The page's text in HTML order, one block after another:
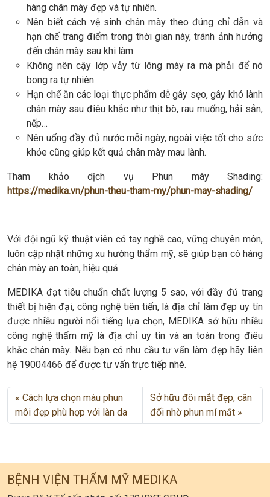
hàng chân mày đẹp và tự nhiên.
Nên biết cách vệ sinh chân mày theo đúng chỉ dẫn và
hạn chế trang điểm trong thời gian này, tránh ảnh hưởng
đến chân mày sau khi làm.
Không nên cậy lớp vảy từ lông mày ra mà phải để nó
bong ra tự nhiên
Hạn chế ăn các loại thực phẩm dễ gây sẹo, gây khó lành
chân mày sau điêu khắc như thịt bò, rau muống, hải sản,
nếp…
Nên uống đầy đủ nước mỗi ngày, ngoài việc tốt cho sức
khỏe cũng giúp kết quả chân mày mau lành.
Tham khảo dịch vụ Phun mày Shading:
https://medika.vn/phun-theu-tham-my/phun-may-shading/
Với đội ngũ kỹ thuật viên có tay nghề cao, vững chuyên môn,
luôn cập nhật những xu hướng thẩm mỹ, sẽ giúp bạn có hàng
chân mày an toàn, hiệu quả.
MEDIKA đạt tiêu chuẩn chất lượng 5 sao, với đầy đủ trang
thiết bị hiện đại, công nghệ tiên tiến, là địa chỉ làm đẹp uy tín
được nhiều người nổi tiếng lựa chọn, MEDIKA sở hữu nhiều
công nghệ thẩm mỹ là địa chỉ uy tín và an toàn trong điêu
khắc chân mày. Nếu bạn có nhu cầu tư vấn làm đẹp hãy liên
hệ 19004466 để được tư vấn trực tiếp nhé.
Cách lựa chọn màu phun
môi đẹp phù hợp với làn da
Sở hữu đôi mắt đẹp, cân
đối nhờ phun mí mắt
BỆNH VIỆN THẨM MỸ MEDIKA